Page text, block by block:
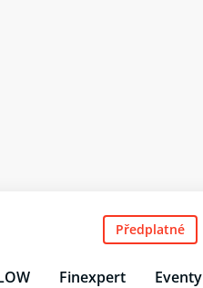
Finexpert Eventy
Předplatné